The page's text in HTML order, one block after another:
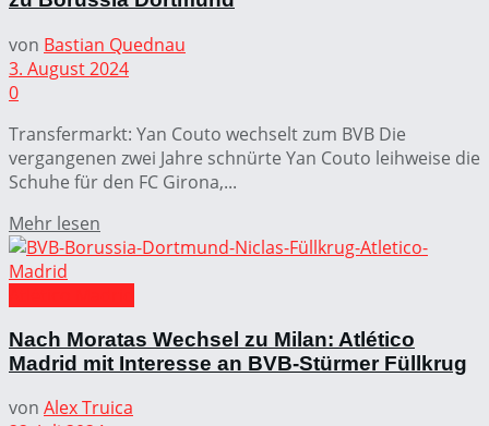
von Bastian Quednau
3. August 2024
0
Transfermarkt: Yan Couto wechselt zum BVB Die
vergangenen zwei Jahre schnürte Yan Couto leihweise die
Schuhe für den FC Girona,...
Mehr lesen
Nach Moratas Wechsel zu Milan: Atlético
Madrid mit Interesse an BVB-Stürmer Füllkrug
von Alex Truica